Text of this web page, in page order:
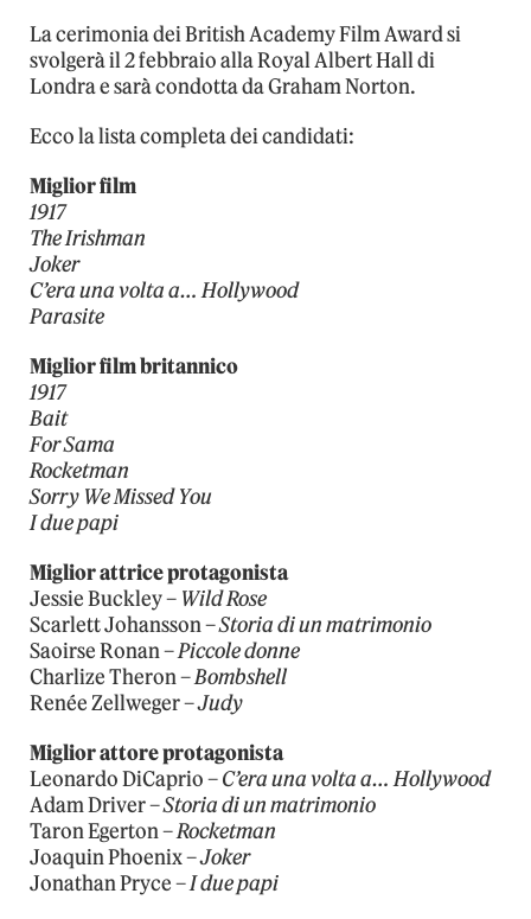
La cerimonia dei British Academy Film Award si
svolgerà il 2 febbraio alla Royal Albert Hall di
Londra e sarà condotta da Graham Norton.
Ecco la lista completa dei candidati:
Miglior film
1917
The Irishman
Joker
C’era una volta a… Hollywood
Parasite
Miglior film britannico
1917
Bait
For Sama
Rocketman
Sorry We Missed You
I due papi
Miglior attrice protagonista
Jessie Buckley – Wild Rose
Scarlett Johansson –Storia di un matrimonio
Saoirse Ronan –Piccole donne
Charlize Theron –Bombshell
Renée Zellweger –Judy
Miglior attore protagonista
Leonardo DiCaprio –C’era una volta a… Hollywood
Adam Driver –Storia di un matrimonio
Taron Egerton –Rocketman
Joaquin Phoenix –Joker
Jonathan Pryce –I due papi